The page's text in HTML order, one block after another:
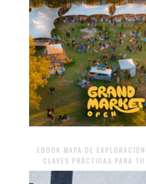
EBOOK MAPA DE
CLAVES PRÁCTICAS PARA